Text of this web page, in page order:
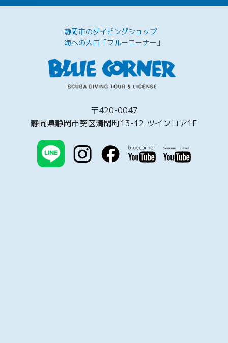
静岡市のダイビングショップ
海への入口「ブルーコーナー」
〒420-0047
静岡県静岡市葵区清閑町13-12 ツインコア1F